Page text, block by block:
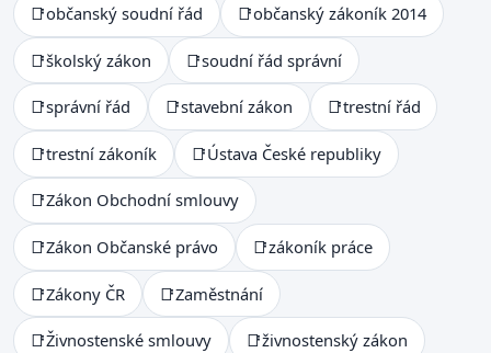
📑občanský soudní řád 📑občanský zákoník 2014
📑školský zákon 📑soudní řád správní
📑správní řád 📑stavební zákon 📑trestní řád
📑trestní zákoník 📑Ústava České republiky
📑Zákon Obchodní smlouvy
📑Zákon Občanské právo 📑zákoník práce
📑Zákony ČR 📑Zaměstnání
📑Živnostenské smlouvy 📑živnostenský zákon